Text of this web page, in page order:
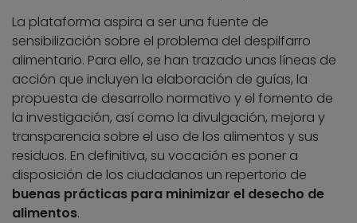
La plataforma aspira a ser una fuente de
sensibilización sobre el problema del despilfarro
alimentario. Para ello, se han trazado unas líneas de
acción que incluyen la elaboración de guías, la
propuesta de desarrollo normativo y el fomento de
la investigación, así como la divulgación, mejora y
transparencia sobre el uso de los alimentos y sus
residuos. En definitiva, su vocación es poner a
disposición de los ciudadanos un repertorio de
buenas prácticas para minimizar el desecho de
alimentos.